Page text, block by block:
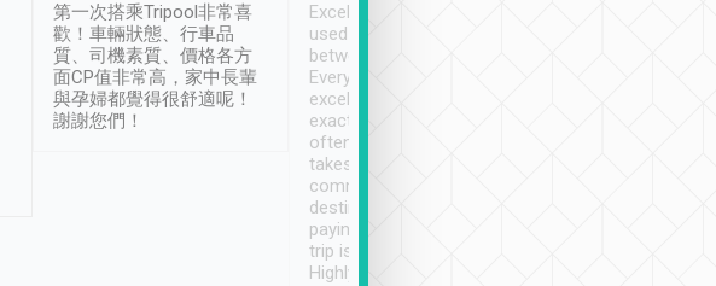
第一次搭乘Tripool非常喜
歡！車輛狀態、行車品
質、司機素質、價格各方
面CP值非常高，家中長輩
與孕婦都覺得很舒適呢！
謝謝您們！
Excellent service. We have
used Tripool to travel
between cities in Taiwan.
Every driver has been
excellent and arrives
exactly on time. As there is
often limited English it
takes the difficulty out of
communicating the
destination details and
paying online prior to the
trip is very convenient.
Highly recommended